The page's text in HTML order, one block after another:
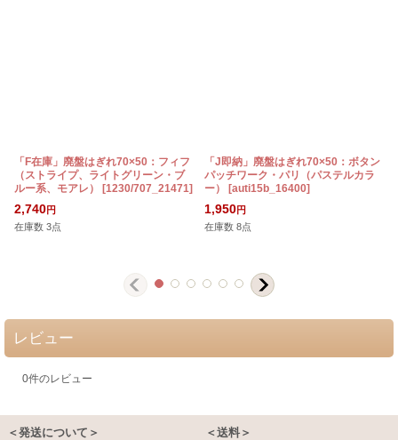
「F在庫」廃盤はぎれ70×50：フィフ
（ストライプ、ライトグリーン・ブ
ルー系、モアレ）
[1230/707_21471]
2,740円
在庫数 3点
「J即納」廃盤はぎれ70×50：ボタン
パッチワーク・パリ（パステルカラ
ー）
[auti15b_16400]
1,950円
在庫数 8点
レビュー
0件のレビュー
＜発送について＞ ＜送料＞